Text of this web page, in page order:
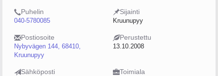
Puhelin
040-5780085
Sijainti
Kruunupyy
Postiosoite
Nybyvägen 144, 68410,
Kruunupyy
Perustettu
13.10.2008
Sähköposti Toimiala